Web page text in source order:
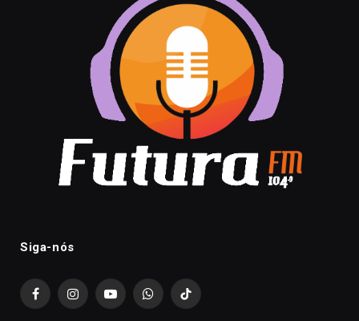
Siga-nós
FacebookInstagramYouTubeWhatsAppTikTok